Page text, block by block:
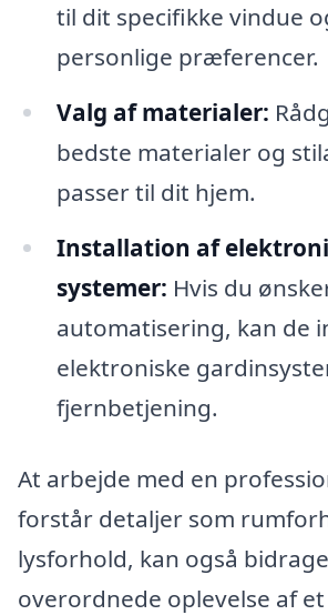
til dit specifikke vindue
personlige præferencer.
Valg af materialer:
bedste materialer og
passer til dit hjem.
Installation af
systemer: Hvis du
automatisering, kan de
elektroniske
fjernbetjening.
At arbejde med en
forstår detaljer som
lysforhold, kan også
overordnede oplevelse af